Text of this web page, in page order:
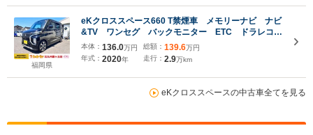
福岡県
eKクロススペース660 T禁煙車 メモリーナビ ナビ
&TV ワンセグ バックモニター ETC ドラレコ
シートヒーター ターボ アイドリングストップ
スマートキー 両側スライド片側電動ドア
AAC アルミホイール ABS
本体： 136.0万円
年式： 2020年
総額： 139.6万円
走行： 2.9万km
eKクロススペースの中古車全てを見る